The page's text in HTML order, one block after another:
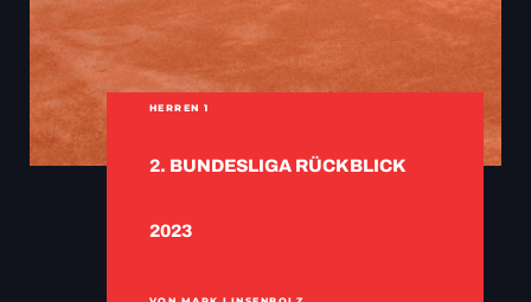
HERREN 1
2. BUNDESLIGA RÜCKBLICK
2023